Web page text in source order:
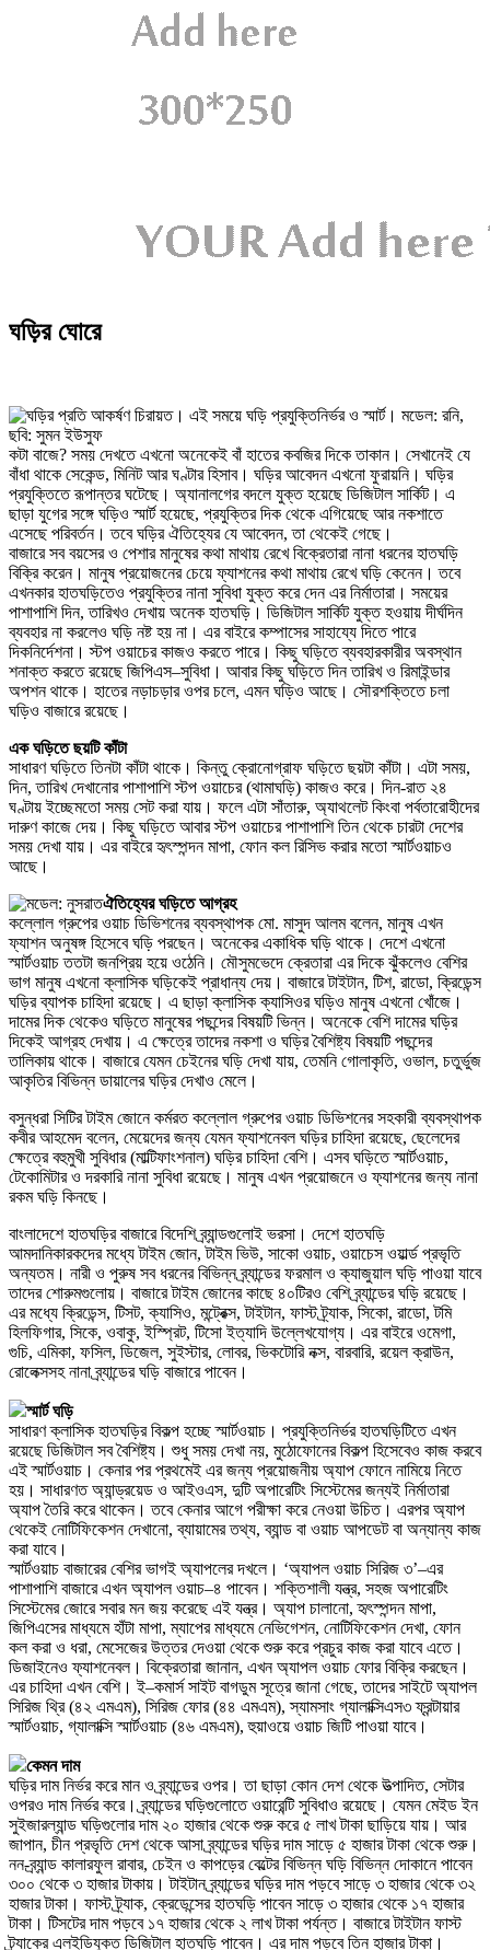
ঘড়ির ঘোরে
কটা বাজে? সময় দেখতে এখনো অনেকেই বাঁ হাতের কবজির দিকে তাকান। সেখানেই যে
বাঁধা থাকে সেকেন্ড, মিনিট আর ঘণ্টার হিসাব। ঘড়ির আবেদন এখনো ফুরায়নি। ঘড়ির
প্রযুক্তিতে রূপান্তর ঘটেছে। অ্যানালগের বদলে যুক্ত হয়েছে ডিজিটাল সার্কিট। এ
ছাড়া যুগের সঙ্গে ঘড়িও স্মার্ট হয়েছে, প্রযুক্তির দিক থেকে এগিয়েছে আর নকশাতে
এসেছে পরিবর্তন। তবে ঘড়ির ঐতিহ্যের যে আবেদন, তা থেকেই গেছে।
বাজারে সব বয়সের ও পেশার মানুষের কথা মাথায় রেখে বিক্রেতারা নানা ধরনের হাতঘড়ি
বিক্রি করেন। মানুষ প্রয়োজনের চেয়ে ফ্যাশনের কথা মাথায় রেখে ঘড়ি কেনেন। তবে
এখনকার হাতঘড়িতেও প্রযুক্তির নানা সুবিধা যুক্ত করে দেন এর নির্মাতারা। সময়ের
পাশাপাশি দিন, তারিখও দেখায় অনেক হাতঘড়ি। ডিজিটাল সার্কিট যুক্ত হওয়ায় দীর্ঘদিন
ব্যবহার না করলেও ঘড়ি নষ্ট হয় না। এর বাইরে কম্পাসের সাহায্যে দিতে পারে
দিকনির্দেশনা। স্টপ ওয়াচের কাজও করতে পারে। কিছু ঘড়িতে ব্যবহারকারীর অবস্থান
শনাক্ত করতে রয়েছে জিপিএস–সুবিধা। আবার কিছু ঘড়িতে দিন তারিখ ও রিমাইন্ডার
অপশন থাকে। হাতের নড়াচড়ার ওপর চলে, এমন ঘড়িও আছে। সৌরশক্তিতে চলা
ঘড়িও বাজারে রয়েছে।
এক ঘড়িতে ছয়টি কাঁটা
সাধারণ ঘড়িতে তিনটা কাঁটা থাকে। কিন্তু ক্রোনোগ্রাফ ঘড়িতে ছয়টা কাঁটা। এটা সময়,
দিন, তারিখ দেখানোর পাশাপাশি স্টপ ওয়াচের (থামাঘড়ি) কাজও করে। দিন-রাত ২৪
ঘণ্টায় ইচ্ছেমতো সময় সেট করা যায়। ফলে এটা সাঁতারু, অ্যাথলেট কিংবা পর্বতারোহীদের
দারুণ কাজে দেয়। কিছু ঘড়িতে আবার স্টপ ওয়াচের পাশাপাশি তিন থেকে চারটা দেশের
সময় দেখা যায়। এর বাইরে হৃৎস্পন্দন মাপা, ফোন কল রিসিভ করার মতো স্মার্টওয়াচও
আছে।
ঐতিহ্যের ঘড়িতে আগ্রহ
কল্লোল গ্রুপের ওয়াচ ডিভিশনের ব্যবস্থাপক মো. মাসুদ আলম বলেন, মানুষ এখন
ফ্যাশন অনুষঙ্গ হিসেবে ঘড়ি পরছেন। অনেকের একাধিক ঘড়ি থাকে। দেশে এখনো
স্মার্টওয়াচ ততটা জনপ্রিয় হয়ে ওঠেনি। মৌসুমভেদে ক্রেতারা এর দিকে ঝুঁকলেও বেশির
ভাগ মানুষ এখনো ক্লাসিক ঘড়িকেই প্রাধান্য দেয়। বাজারে টাইটান, টিশ, রাডো, ক্রিডেন্স
ঘড়ির ব্যাপক চাহিদা রয়েছে। এ ছাড়া ক্লাসিক ক্যাসিওর ঘড়িও মানুষ এখনো খোঁজে।
দামের দিক থেকেও ঘড়িতে মানুষের পছন্দের বিষয়টি ভিন্ন। অনেকে বেশি দামের ঘড়ির
দিকেই আগ্রহ দেখায়। এ ক্ষেত্রে তাদের নকশা ও ঘড়ির বৈশিষ্ট্য বিষয়টি পছন্দের
তালিকায় থাকে। বাজারে যেমন চেইনের ঘড়ি দেখা যায়, তেমনি গোলাকৃতি, ওভাল, চতুর্ভুজ
আকৃতির বিভিন্ন ডায়ালের ঘড়ির দেখাও মেলে।
বসুন্ধরা সিটির টাইম জোনে কর্মরত কল্লোল গ্রুপের ওয়াচ ডিভিশনের সহকারী ব্যবস্থাপক
কবীর আহমেদ বলেন, মেয়েদের জন্য যেমন ফ্যাশনেবল ঘড়ির চাহিদা রয়েছে, ছেলেদের
ক্ষেত্রে বহুমুখী সুবিধার (মাল্টিফাংশনাল) ঘড়ির চাহিদা বেশি। এসব ঘড়িতে স্মার্টওয়াচ,
টেকোমিটার ও দরকারি নানা সুবিধা রয়েছে। মানুষ এখন প্রয়োজনে ও ফ্যাশনের জন্য নানা
রকম ঘড়ি কিনছে।
বাংলাদেশে হাতঘড়ির বাজারে বিদেশি ব্র্যান্ডগুলোই ভরসা। দেশে হাতঘড়ি
আমদানিকারকদের মধ্যে টাইম জোন, টাইম ভিউ, সাকো ওয়াচ, ওয়াচেস ওয়ার্ল্ড প্রভৃতি
অন্যতম। নারী ও পুরুষ সব ধরনের বিভিন্ন ব্র্যান্ডের ফরমাল ও ক্যাজুয়াল ঘড়ি পাওয়া যাবে
তাদের শোরুমগুলোয়। বাজারে টাইম জোনের কাছে ৪০টিরও বেশি ব্র্যান্ডের ঘড়ি রয়েছে।
এর মধ্যে ক্রিডেন্স, টিসট, ক্যাসিও, মন্ট্রেক্স, টাইটান, ফাস্ট ট্র্যাক, সিকো, রাডো, টমি
হিলফিগার, সিকে, ওবাকু, ইস্প্রিট, টিসো ইত্যাদি উল্লেখযোগ্য। এর বাইরে ওমেগা,
গুচি, এমিকা, ফসিল, ডিজেল, সুইস্টার, লোবর, ভিকটোরি নক্স, বারবারি, রয়েল ক্রাউন,
রোলেক্সসহ নানা ব্র্যান্ডের ঘড়ি বাজারে পাবেন।
স্মার্ট ঘড়ি
সাধারণ ক্লাসিক হাতঘড়ির বিকল্প হচ্ছে স্মার্টওয়াচ। প্রযুক্তিনির্ভর হাতঘড়িটিতে এখন
রয়েছে ডিজিটাল সব বৈশিষ্ট্য। শুধু সময় দেখা নয়, মুঠোফোনের বিকল্প হিসেবেও কাজ করবে
এই স্মার্টওয়াচ। কেনার পর প্রথমেই এর জন্য প্রয়োজনীয় অ্যাপ ফোনে নামিয়ে নিতে
হয়। সাধারণত অ্যান্ড্রয়েড ও আইওএস, দুটি অপারেটিং সিস্টেমের জন্যই নির্মাতারা
অ্যাপ তৈরি করে থাকেন। তবে কেনার আগে পরীক্ষা করে নেওয়া উচিত। এরপর অ্যাপ
থেকেই নোটিফিকেশন দেখানো, ব্যায়ামের তথ্য, ব্যান্ড বা ওয়াচ আপডেট বা অন্যান্য কাজ
করা যাবে।
স্মার্টওয়াচ বাজারের বেশির ভাগই অ্যাপলের দখলে। ‘অ্যাপল ওয়াচ সিরিজ ৩’–এর
পাশাপাশি বাজারে এখন অ্যাপল ওয়াচ–৪ পাবেন। শক্তিশালী যন্ত্র, সহজ অপারেটিং
সিস্টেমের জোরে সবার মন জয় করেছে এই যন্ত্র। অ্যাপ চালানো, হৃৎস্পন্দন মাপা,
জিপিএসের মাধ্যমে হাঁটা মাপা, ম্যাপের মাধ্যমে নেভিগেশন, নোটিফিকেশন দেখা, ফোন
কল করা ও ধরা, মেসেজের উত্তর দেওয়া থেকে শুরু করে প্রচুর কাজ করা যাবে এতে।
ডিজাইনেও ফ্যাশনেবল। বিক্রেতারা জানান, এখন অ্যাপল ওয়াচ ফোর বিক্রি করছেন।
এর চাহিদা এখন বেশি। ই–কমার্স সাইট বাগডুম সূত্রে জানা গেছে, তাদের সাইটে অ্যাপল
সিরিজ থ্রি (৪২ এমএম), সিরিজ ফোর (৪৪ এমএম), স্যামসাং গ্যালাক্সিএস৩ ফ্রন্টায়ার
স্মার্টওয়াচ, গ্যালাক্সি স্মার্টওয়াচ (৪৬ এমএম), হুয়াওয়ে ওয়াচ জিটি পাওয়া যাবে।
কেমন দাম
ঘড়ির দাম নির্ভর করে মান ও ব্র্যান্ডের ওপর। তা ছাড়া কোন দেশ থেকে উত্পাদিত, সেটার
ওপরও দাম নির্ভর করে। ব্র্যান্ডের ঘড়িগুলোতে ওয়ারেন্টি সুবিধাও রয়েছে। যেমন মেইড ইন
সুইজারল্যান্ড ঘড়িগুলোর দাম ২০ হাজার থেকে শুরু করে ৫ লাখ টাকা ছাড়িয়ে যায়। আর
জাপান, চীন প্রভৃতি দেশ থেকে আসা ব্র্যান্ডের ঘড়ির দাম সাড়ে ৫ হাজার টাকা থেকে শুরু।
নন-ব্র্যান্ড কালারফুল রাবার, চেইন ও কাপড়ের বেল্টের বিভিন্ন ঘড়ি বিভিন্ন দোকানে পাবেন
৩০০ থেকে ৩ হাজার টাকায়। টাইটান ব্র্যান্ডের ঘড়ির দাম পড়বে সাড়ে ৩ হাজার থেকে ৩২
হাজার টাকা। ফাস্ট ট্র্যাক, ক্রেডেন্সের হাতঘড়ি পাবেন সাড়ে ৩ হাজার থেকে ১৭ হাজার
টাকা। টিসটের দাম পড়বে ১৭ হাজার থেকে ২ লাখ টাকা পর্যন্ত। বাজারে টাইটান ফাস্ট
ট্র্যাকের এলইডিযুক্ত ডিজিটাল হাতঘড়ি পাবেন। এর দাম পড়বে তিন হাজার টাকা।